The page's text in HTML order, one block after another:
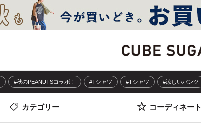
#秋のPEANUTSコラボ！ #Tシャツ #Tシャツ #涼しいパンツ
カテゴリー コーディネート